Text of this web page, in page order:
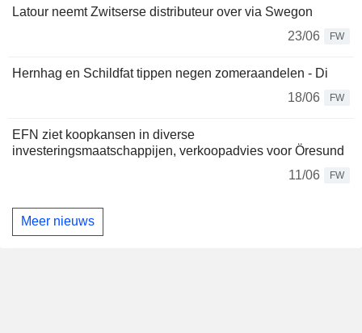
Latour neemt Zwitserse distributeur over via Swegon
23/06
FW
Hernhag en Schildfat tippen negen zomeraandelen - Di
18/06
FW
EFN ziet koopkansen in diverse
investeringsmaatschappijen, verkoopadvies voor Öresund
11/06
FW
Meer nieuws